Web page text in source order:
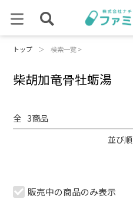
トップ ＞ 検索一覧 >
柴胡加竜骨牡蛎湯
全 3商品
並び順
販売中の商品のみ表示